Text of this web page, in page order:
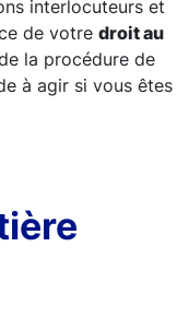
interlocuteurs et
de votre droit au
la procédure de
à agir si vous êtes